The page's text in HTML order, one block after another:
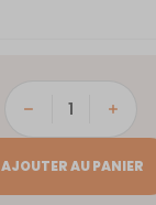
quantité
Auxerre
AJOUTER AU PANIER